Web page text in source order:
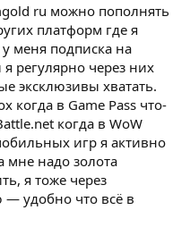
ru можно пополнять
платформ где я
меня подписка на
регулярно через них
эксклюзивы хватать.
когда в Game Pass что-
когда в WoW
игр я активно
мне надо золота
я тоже через
удобно что всё в